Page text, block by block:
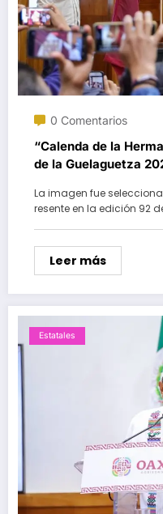
0 Comentarios
“Calenda de la
de la Guelaguetza
La imagen fue
resente en la edición 92
Leer más
Estatales